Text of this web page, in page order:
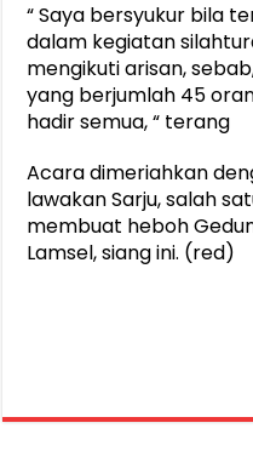
“ Saya bersyukur bila
dalam kegiatan
mengikuti arisan,
yang berjumlah 45
hadir semua, “ terang
Acara dimeriahkan
lawakan Sarju, salah
membuat heboh
Lamsel, siang ini. (red)